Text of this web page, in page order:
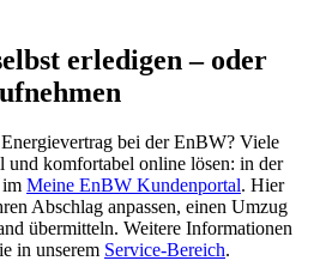
erledigen – oder
bei der EnBW? Viele
und komfortabel online lösen: in der
im Meine EnBW Kundenportal. Hier
Abschlag anpassen, einen Umzug
übermitteln. Weitere Informationen
in unserem Service-Bereich.